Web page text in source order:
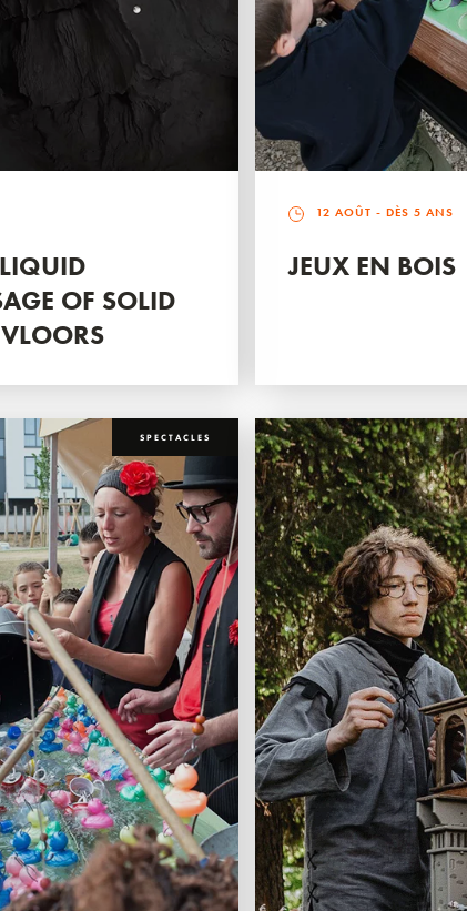
OF SOLID
12 AOÛT - DÈS 5 ANS
JEUX EN BOIS
SPECTACLES